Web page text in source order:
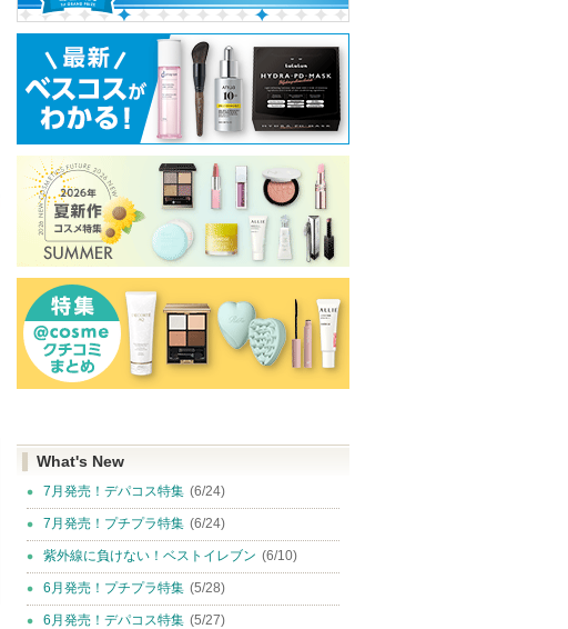
What's New
7月発売！デパコス特集 (6/24)
7月発売！プチプラ特集 (6/24)
紫外線に負けない！ベストイレブン (6/10)
6月発売！プチプラ特集 (5/28)
6月発売！デパコス特集 (5/27)